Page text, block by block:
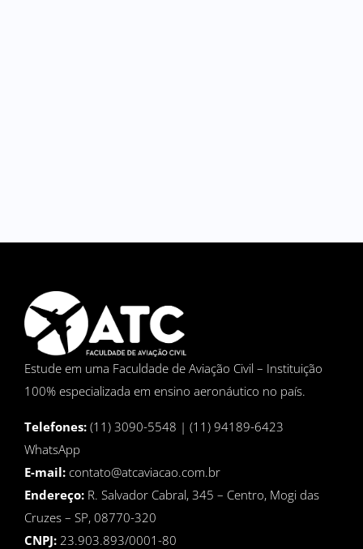
Estude em uma Faculdade de Aviação Civil – Instituição
100% especializada em ensino aeronáutico no país.
Telefones: (11) 3090-5548 | (11) 94189-6423
WhatsApp
E-mail: contato@atcaviacao.com.br
Endereço: R. Salvador Cabral, 345 – Centro, Mogi das
Cruzes – SP, 08770-320
CNPJ: 23.903.893/0001-80